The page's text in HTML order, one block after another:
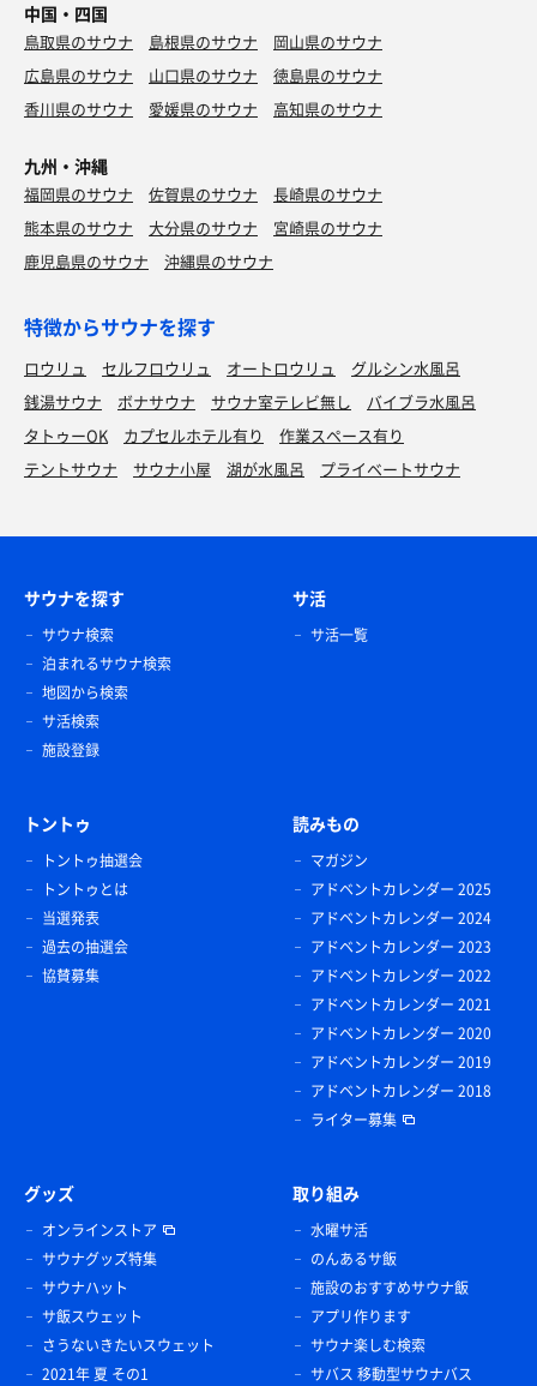
焼豚ラーメン
行列ができる鹿児島とんこつラーメン！
中国・四国
鳥取県のサウナ 島根県のサウナ
岡山県のサウナ
広島県のサウナ
山口県のサウナ
徳島県のサウナ
香川県のサウナ
愛媛県のサウナ 高知県のサウナ
九州・沖縄
福岡県のサウナ 佐賀県のサウナ
長崎県のサウナ
熊本県のサウナ
大分県のサウナ
宮崎県のサウナ
鹿児島県のサウナ
沖縄県のサウナ
特徴からサウナを探す
ロウリュ セルフロウリュ オートロウリュ
グルシン水風呂
銭湯サウナ
ボナサウナ サウナ室テレビ無し
バイブラ水風呂
タトゥーOK
カプセルホテル有り
作業スペース有り
テントサウナ
サウナ小屋 湖が水風呂 プライベートサウナ
サウナを探す
サウナ検索
泊まれるサウナ検索
地図から検索
サ活検索
施設登録
サ活
サ活一覧
トントゥ
トントゥ抽選会
トントゥとは
当選発表
過去の抽選会
協賛募集
読みもの
マガジン
アドベントカレンダー 2025
アドベントカレンダー 2024
アドベントカレンダー 2023
アドベントカレンダー 2022
アドベントカレンダー 2021
アドベントカレンダー 2020
アドベントカレンダー 2019
アドベントカレンダー 2018
ライター募集
グッズ
オンラインストア
サウナグッズ特集
サウナハット
サ飯スウェット
さうないきたいスウェット
2021年 夏 その1
取り組み
水曜サ活
のんあるサ飯
施設のおすすめサウナ飯
アプリ作ります
サウナ楽しむ検索
サバス 移動型サウナバス